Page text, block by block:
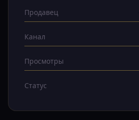
Продавец
Канал
Просмотры
Статус